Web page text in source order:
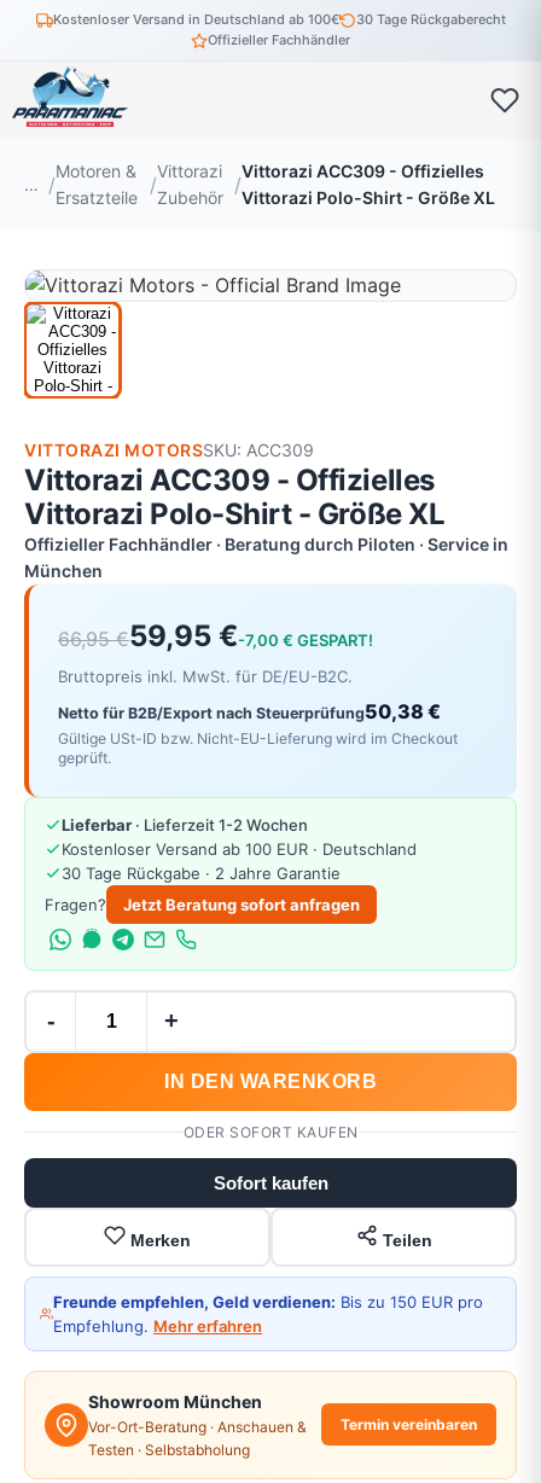
Kostenloser Versand in Deutschland ab 100€
30 Tage Rückgaberecht
Offizieller Fachhändler
…
Motoren &
Ersatzteile
Vittorazi
Zubehör
Vittorazi ACC309 - Offizielles
Vittorazi Polo-Shirt - Größe XL
VITTORAZI MOTORSSKU: ACC309
Vittorazi ACC309 - Offizielles
Vittorazi Polo-Shirt - Größe XL
Offizieller Fachhändler · Beratung durch Piloten · Service in
München
66,95 €59,95 €-7,00 € GESPART!
Bruttopreis inkl. MwSt. für DE/EU-B2C.
Netto für B2B/Export nach Steuerprüfung50,38 €
Gültige USt-ID bzw. Nicht-EU-Lieferung wird im Checkout
geprüft.
Lieferbar · Lieferzeit 1-2 Wochen
Kostenloser Versand ab 100 EUR · Deutschland
30 Tage Rückgabe · 2 Jahre Garantie
Fragen?
Jetzt Beratung sofort anfragen
- +
IN DEN WARENKORB
ODER SOFORT KAUFEN
Sofort kaufen
Merken Teilen
Freunde empfehlen, Geld verdienen: Bis zu 150 EUR pro
Empfehlung. Mehr erfahren
Showroom München
Vor-Ort-Beratung · Anschauen &
Testen · Selbstabholung
Termin vereinbaren